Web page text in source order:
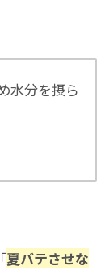
水分を摂ら
夏バテさせな